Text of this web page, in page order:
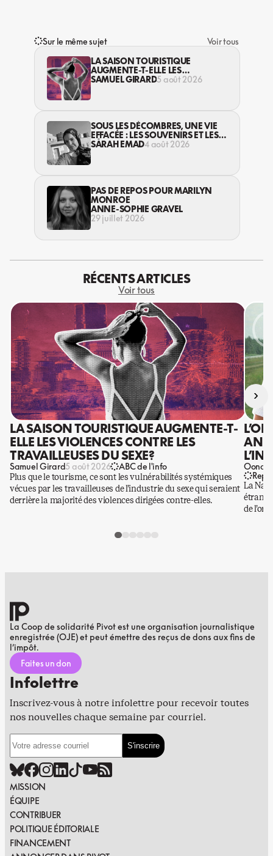
Sur le même sujet
Voir tous
LA SAISON TOURISTIQUE
AUGMENTE-T-ELLE LES
VIOLENCES CONTRE LES
SAMUEL GIRARD5 août 2026
SOUS LES DÉCOMBRES, UNE VIE
EFFACÉE : LES SOUVENIRS ET LES
RÊVES PERDUS DES HABITANT·ES
SARAH EMAD4 août 2026
PAS DE REPOS POUR MARILYN
MONROE
ANNE-SOPHIE GRAVEL
29 juillet 2026
RÉCENTS ARTICLES
Voir tous
LA SAISON TOURISTIQUE AUGMENTE-T-
ELLE LES VIOLENCES CONTRE LES
TRAVAILLEUSES DU SEXE?
Samuel Girard5 août 2026 ABC de l'info
Plus que le tourisme, ce sont les vulnérabilités systémiques
vécues par les travailleuses de l’industrie du sexe qui seraient
derrière la majorité des violences dirigées contre-elles.
Oona
La
de l’or.
›
La Coop de solidarité Pivot est une organisation journalistique
enregistrée (OJE) et peut émettre des reçus de dons aux fins de
l’impôt.
Faites un don
Infolettre
Inscrivez-vous à notre infolettre pour recevoir toutes
nos nouvelles chaque semaine par courriel.
MISSION
ÉQUIPE
CONTRIBUER
POLITIQUE ÉDITORIALE
FINANCEMENT